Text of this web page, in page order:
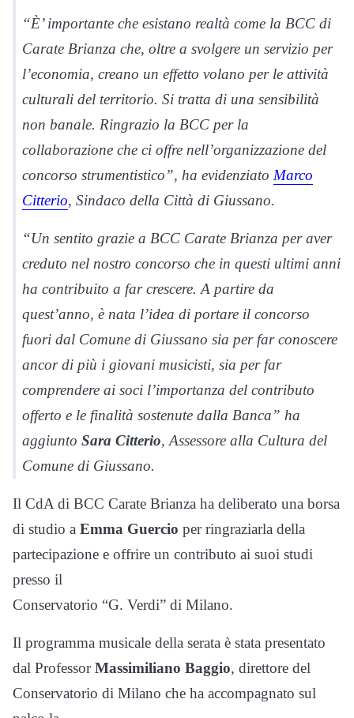
“È’ importante che esistano realtà come la BCC di
Carate Brianza che, oltre a svolgere un servizio per
l’economia, creano un effetto volano per le attività
culturali del territorio. Si tratta di una sensibilità
non banale. Ringrazio la BCC per la
collaborazione che ci offre nell’organizzazione del
concorso strumentistico”, ha evidenziato Marco
Citterio, Sindaco della Città di Giussano.
“Un sentito grazie a BCC Carate Brianza per aver
creduto nel nostro concorso che in questi ultimi anni
ha contribuito a far crescere. A partire da
quest’anno, è nata l’idea di portare il concorso
fuori dal Comune di Giussano sia per far conoscere
ancor di più i giovani musicisti, sia per far
comprendere ai soci l’importanza del contributo
offerto e le finalità sostenute dalla Banca” ha
aggiunto Sara Citterio, Assessore alla Cultura del
Comune di Giussano.
Il CdA di BCC Carate Brianza ha deliberato una borsa
di studio a Emma Guercio per ringraziarla della
partecipazione e offrire un contributo ai suoi studi
presso il
Conservatorio “G. Verdi” di Milano.
Il programma musicale della serata è stata presentato
dal ProfessorMassimiliano Baggio, direttore del
Conservatorio di Milano che ha accompagnato sul